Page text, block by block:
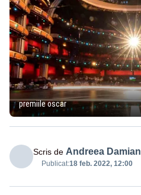
premiile oscar
Scris de Andreea Damian
Publicat:18 feb. 2022, 12:00